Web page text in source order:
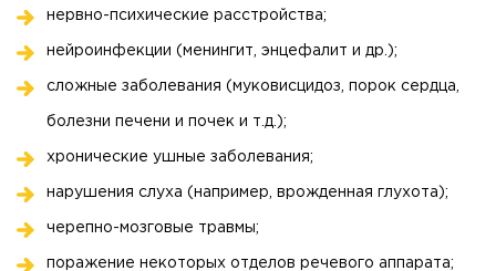
нервно-психические расстройства;
нейроинфекции (менингит, энцефалит и др.);
сложные заболевания (муковисцидоз, порок сердца,
болезни печени и почек и т.д.);
хронические ушные заболевания;
нарушения слуха (например, врожденная глухота);
черепно-мозговые травмы;
поражение некоторых отделов речевого аппарата;